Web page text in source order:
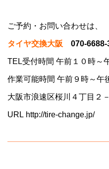
ご予約・お問い合わせは、
タイヤ交換大阪 070-6688-
TEL受付時間 午前１０時～
作業可能時間 午前９時～午
大阪市浪速区桜川４丁目
URL http://tire-change.jp/